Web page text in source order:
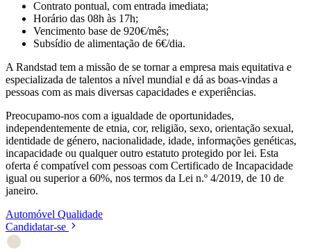
Contrato pontual, com entrada imediata;
Horário das 08h às 17h;
Vencimento base de 920€/mês;
Subsídio de alimentação de 6€/dia.
A Randstad tem a missão de se tornar a empresa mais equitativa e
especializada de talentos a nível mundial e dá as boas-vindas a
pessoas com as mais diversas capacidades e experiências.
Preocupamo-nos com a igualdade de oportunidades,
independentemente de etnia, cor, religião, sexo, orientação sexual,
identidade de género, nacionalidade, idade, informações genéticas,
incapacidade ou qualquer outro estatuto protegido por lei. Esta
oferta é compatível com pessoas com Certificado de Incapacidade
igual ou superior a 60%, nos termos da Lei n.º 4/2019, de 10 de
janeiro.
Automóvel Qualidade
Candidatar-se